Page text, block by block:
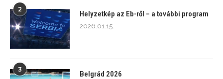
2
Helyzetkép az Eb-ről – a további program
2026.01.15.
3
Belgrád 2026